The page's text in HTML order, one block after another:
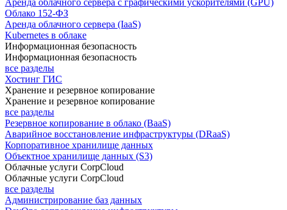
Аренда облачного сервера с графическими ускорителями (GPU)
Облако 152-ФЗ
Аренда облачного сервера (IaaS)
Kubernetes в облаке
Информационная безопасность
Информационная безопасность
все разделы
Хостинг ГИС
Хранение и резервное копирование
Хранение и резервное копирование
все разделы
Резервное копирование в облако (BaaS)
Аварийное восстановление инфраструктуры (DRaaS)
Корпоративное хранилище данных
Объектное хранилище данных (S3)
Облачные услуги CorpCloud
Облачные услуги CorpCloud
все разделы
Администрирование баз данных